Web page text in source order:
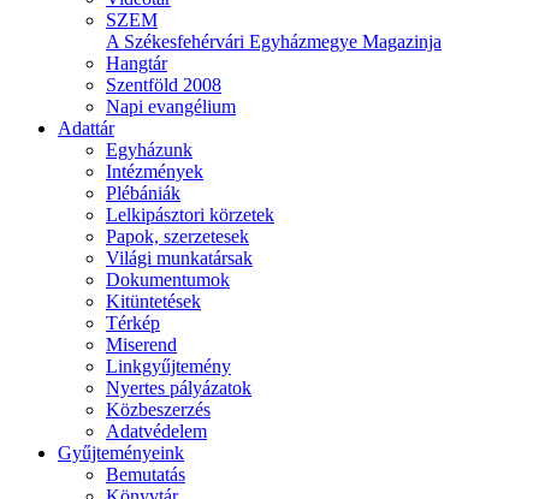
SZEM
A Székesfehérvári Egyházmegye Magazinja
Hangtár
Szentföld 2008
Napi evangélium
Adattár
Egyházunk
Intézmények
Plébániák
Lelkipásztori körzetek
Papok, szerzetesek
Világi munkatársak
Dokumentumok
Kitüntetések
Térkép
Miserend
Linkgyűjtemény
Nyertes pályázatok
Közbeszerzés
Adatvédelem
Gyűjteményeink
Bemutatás